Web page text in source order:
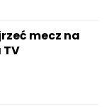
mecz na